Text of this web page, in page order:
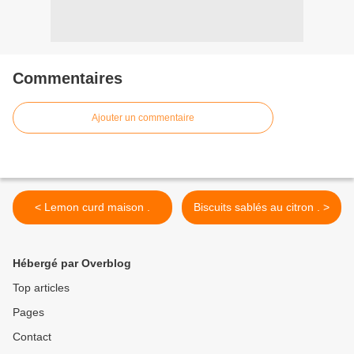
Commentaires
Ajouter un commentaire
< Lemon curd maison . Biscuits sablés au citron . >
Hébergé par Overblog
Top articles
Pages
Contact